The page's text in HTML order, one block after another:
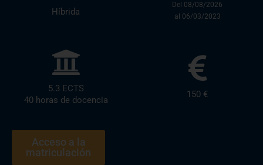
Híbrida
Del 08/08/2026
al 06/03/2023
5.3 ECTS
40 horas de docencia
150 €
Acceso a la
matriculación